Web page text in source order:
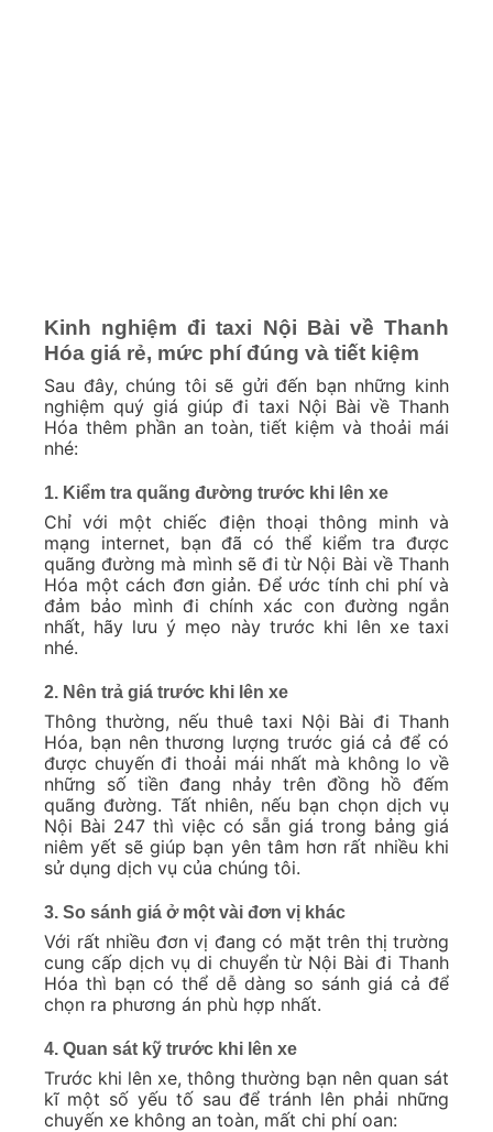
Kinh nghiệm đi taxi Nội Bài về Thanh
Hóa giá rẻ, mức phí đúng và tiết kiệm
Sau đây, chúng tôi sẽ gửi đến bạn những kinh
nghiệm quý giá giúp đi taxi Nội Bài về Thanh
Hóa thêm phần an toàn, tiết kiệm và thoải mái
nhé:
1. Kiểm tra quãng đường trước khi lên xe
Chỉ với một chiếc điện thoại thông minh và
mạng internet, bạn đã có thể kiểm tra được
quãng đường mà mình sẽ đi từ Nội Bài về Thanh
Hóa một cách đơn giản. Để ước tính chi phí và
đảm bảo mình đi chính xác con đường ngắn
nhất, hãy lưu ý mẹo này trước khi lên xe taxi
nhé.
2. Nên trả giá trước khi lên xe
Thông thường, nếu thuê taxi Nội Bài đi Thanh
Hóa, bạn nên thương lượng trước giá cả để có
được chuyến đi thoải mái nhất mà không lo về
những số tiền đang nhảy trên đồng hồ đếm
quãng đường. Tất nhiên, nếu bạn chọn dịch vụ
Nội Bài 247 thì việc có sẵn giá trong bảng giá
niêm yết sẽ giúp bạn yên tâm hơn rất nhiều khi
sử dụng dịch vụ của chúng tôi.
3. So sánh giá ở một vài đơn vị khác
Với rất nhiều đơn vị đang có mặt trên thị trường
cung cấp dịch vụ di chuyển từ Nội Bài đi Thanh
Hóa thì bạn có thể dễ dàng so sánh giá cả để
chọn ra phương án phù hợp nhất.
4. Quan sát kỹ trước khi lên xe
Trước khi lên xe, thông thường bạn nên quan sát
kĩ một số yếu tố sau để tránh lên phải những
chuyến xe không an toàn, mất chi phí oan: